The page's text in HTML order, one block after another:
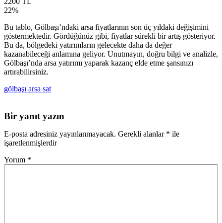
22%
Bu tablo, Gölbaşı’ndaki arsa fiyatlarının son üç yıldaki değişimini
göstermektedir. Gördüğünüz gibi, fiyatlar sürekli bir artış gösteriyor.
Bu da, bölgedeki yatırımların gelecekte daha da değer
kazanabileceği anlamına geliyor. Unutmayın, doğru bilgi ve analizle,
Gölbaşı’nda arsa yatırımı yaparak kazanç elde etme şansınızı
artırabilirsiniz.
gölbaşı arsa sat
Bir yanıt yazın
E-posta adresiniz yayınlanmayacak. Gerekli alanlar * ile
işaretlenmişlerdir
Yorum *